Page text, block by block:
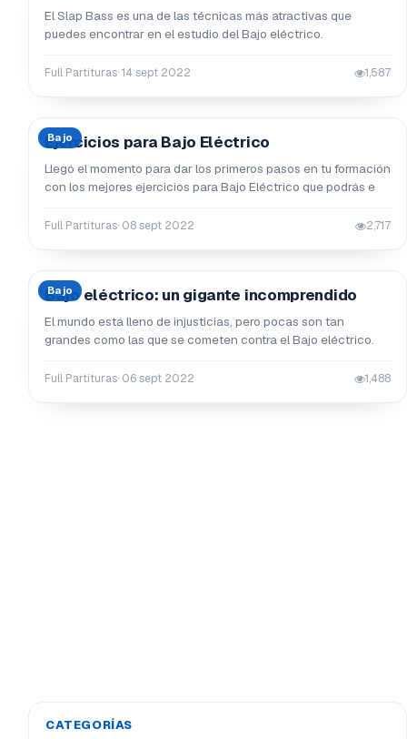
El Slap Bass es una de las técnicas más atractivas que
puedes encontrar en el estudio del Bajo eléctrico.
Full Partituras· 14 sept 2022 1,587
Bajo
Ejercicios para Bajo Eléctrico
Llegó el momento para dar los primeros pasos en tu formación
con los mejores ejercicios para Bajo Eléctrico que podrás e
Full Partituras· 08 sept 2022 2,717
Bajo
Bajo eléctrico: un gigante incomprendido
El mundo está lleno de injusticias, pero pocas son tan
grandes como las que se cometen contra el Bajo eléctrico.
Full Partituras· 06 sept 2022 1,488
CATEGORÍAS